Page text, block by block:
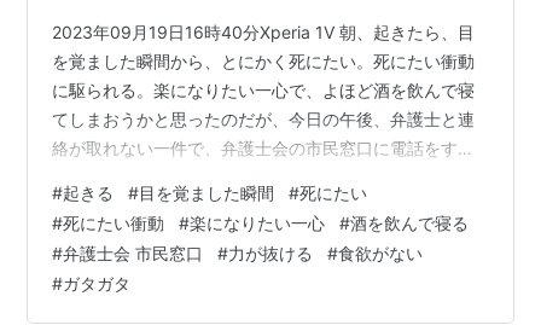
2023年09月19日16時40分Xperia 1Ⅴ 朝、起きたら、目
を覚ました瞬間から、とにかく死にたい。死にたい衝動
に駆られる。楽になりたい一心で、よほど酒を飲んで寝
てしまおうかと思ったのだが、今日の午後、弁護士と連
絡が取れない一件で、弁護士会の市民窓口に電話をする
られてばかりいる。午後は弁護士会に電話をしたら力が
抜けた。もう、本当に駄目。食べる気もしない。こんな
ガタガタになるとは思わなかったが、今日はペンを置
く。命の危機95％。 ランキングサイトに参加しておりま
#起きる #目を覚ました瞬間 #死にたい
#死にたい衝動 #楽になりたい一心 #酒を飲んで寝る
#弁護士会 市民窓口 #力が抜ける #食欲がない
#ガタガタ